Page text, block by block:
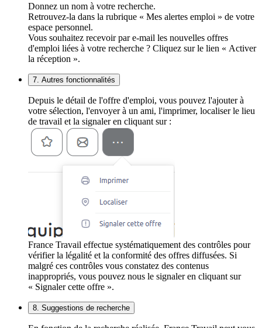
Donnez un nom à votre recherche.
Retrouvez-la dans la rubrique « Mes alertes emploi » de votre
espace personnel.
Vous souhaitez recevoir par e-mail les nouvelles offres
d'emploi liées à votre recherche ? Cliquez sur le lien « Activer
la réception ».
7. Autres fonctionnalités
Depuis le détail de l'offre d'emploi, vous pouvez l'ajouter à
votre sélection, l'envoyer à un ami, l'imprimer, localiser le lieu
de travail et la signaler en cliquant sur :
France Travail effectue systématiquement des contrôles pour
vérifier la légalité et la conformité des offres diffusées. Si
malgré ces contrôles vous constatez des contenus
inappropriés, vous pouvez nous le signaler en cliquant sur
« Signaler cette offre ».
8. Suggestions de recherche